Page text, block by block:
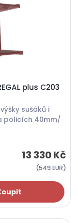
plus C203
sušáků i
policích 40mm/
13 330 Kč
(549 EUR)